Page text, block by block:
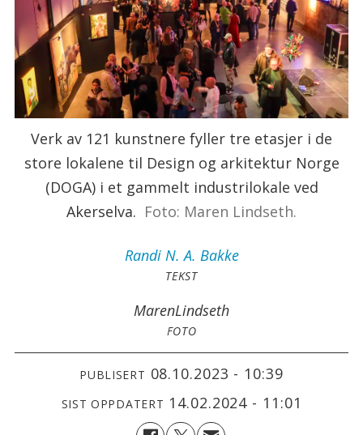
Verk av 121 kunstnere fyller tre etasjer i de
store lokalene til Design og arkitektur Norge
(DOGA) i et gammelt industrilokale ved
Akerselva. Foto: Maren Lindseth.
Randi N. A. Bakke
TEKST
MarenLindseth
FOTO
PUBLISERT 08.10.2023 - 10:39
SIST OPPDATERT 14.02.2024 - 11:01